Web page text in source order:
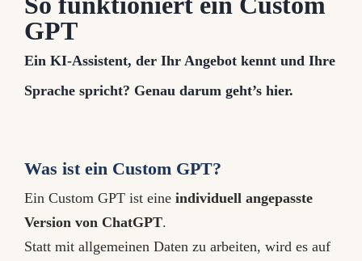
GPT
Ein KI-Assistent, der Ihr Angebot kennt und Ihre
Sprache spricht? Genau darum geht’s hier.
Was ist ein Custom GPT?
Ein Custom GPT ist eine individuell angepasste
Version von ChatGPT.
Statt mit allgemeinen Daten zu arbeiten, wird es auf